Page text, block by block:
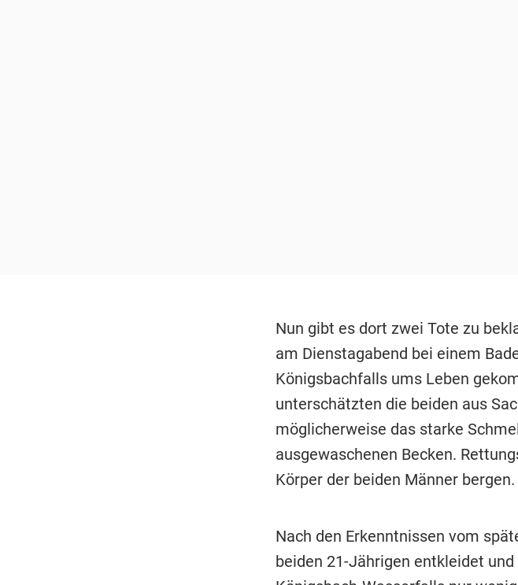
Nun gibt es dort zwei Tote zu
am Dienstagabend bei einem
Königsbachfalls ums Leben
unterschätzten die beiden aus
möglicherweise das starke
ausgewaschenen Becken.
Körper der beiden Männer bergen.
Nach den Erkenntnissen vom
beiden 21-Jährigen entkleidet